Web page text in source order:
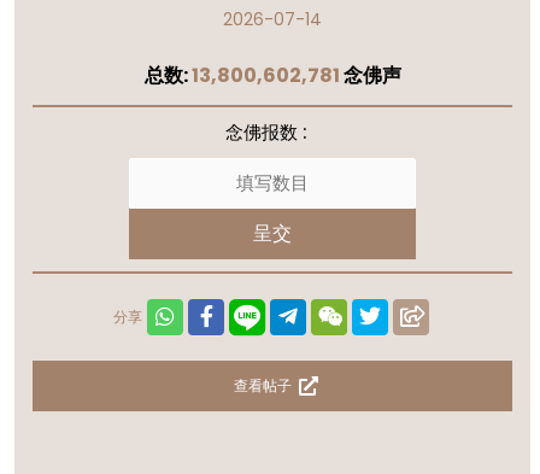
2026-07-14
总数:13,800,602,781念佛声
分享
查看帖子
念佛报数 :
呈交